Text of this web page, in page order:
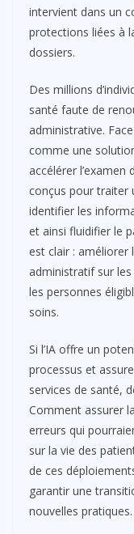
intervient dans un
protections liées à
dossiers.
Des millions
santé faute de
administrative.
comme une
accélérer l’examen
conçus pour traiter
identifier les
et ainsi fluidifier le
est clair : améliorer
administratif sur
les personnes
soins.
Si l’IA offre un
processus et
services de santé,
Comment assurer
erreurs qui
sur la vie des
de ces
garantir une
nouvelles pratiques.